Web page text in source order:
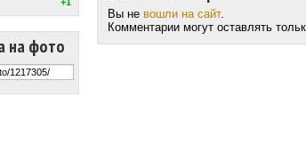
на фото
Вы не вошли на сайт.
Комментарии могут оставлять